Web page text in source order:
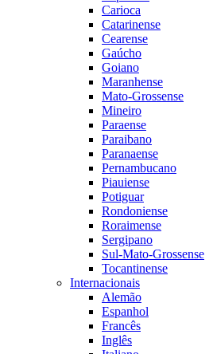
Carioca
Catarinense
Cearense
Gaúcho
Goiano
Maranhense
Mato-Grossense
Mineiro
Paraense
Paraibano
Paranaense
Pernambucano
Piauiense
Potiguar
Rondoniense
Roraimense
Sergipano
Sul-Mato-Grossense
Tocantinense
Internacionais
Alemão
Espanhol
Francês
Inglês